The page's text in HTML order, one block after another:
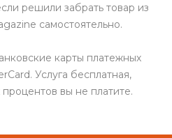
решили забрать товар из
самоcтоятельно.
карты платежных
Услуга бесплатная,
вы не платите.